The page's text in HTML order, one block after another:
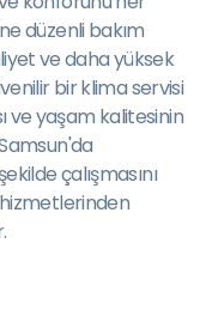
düzenli bakım
ve daha yüksek
bir klima servisi
ve yaşam kalitesinin
çalışmasını